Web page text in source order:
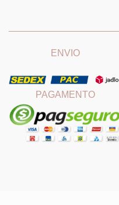
ENVIO
PAGAMENTO